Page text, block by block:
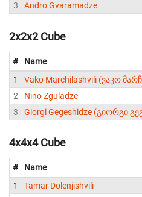
3
Andro Gvaramadze
2x2x2 Cube
# Name
1
2
Nino Zguladze
3
Giorgi Gegeshidze (გიორგი
4x4x4 Cube
# Name
1
Tamar Dolenjishvili